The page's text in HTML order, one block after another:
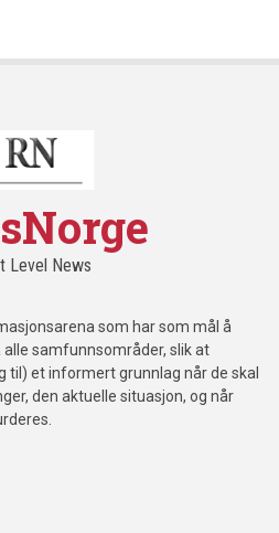
Level News
som har som mål å
alle samfunnsområder, slik at
til) et informert grunnlag når de skal
den aktuelle situasjon, og når